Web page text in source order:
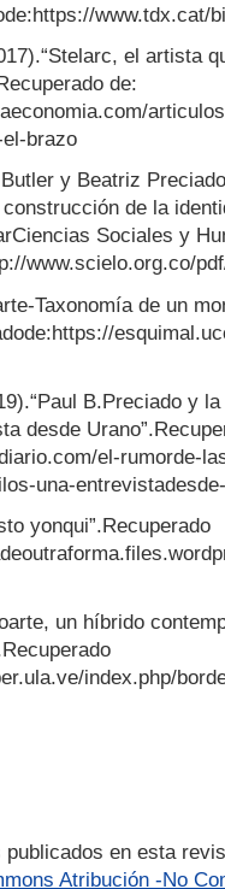
www.tdx.cat/
el artista
de:
brazo
y Beatriz
de la
Sociales y
www.scielo.org.co/
Taxonomía de un
B.Preciado y
desde
el-rumorde-
una-
yonqui”.Recuperado
un híbrido
index.php/
publicados en esta
Atribución -No